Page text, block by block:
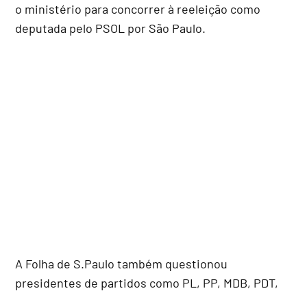
o ministério para concorrer à reeleição como
deputada pelo PSOL por São Paulo.
A Folha de S.Paulo também questionou
presidentes de partidos como PL, PP, MDB, PDT,